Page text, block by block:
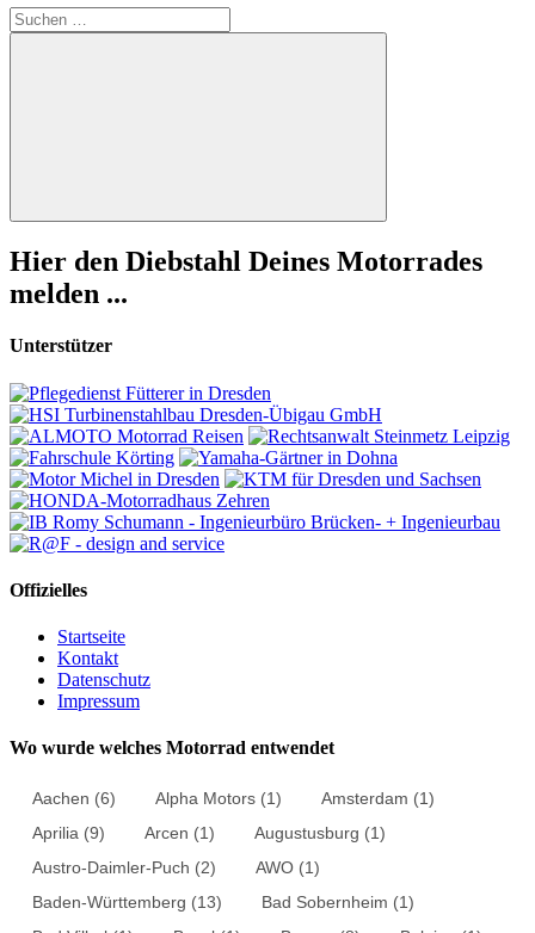
Suchen
nach:
Suchen
Hier den Diebstahl Deines Motorrades
melden ...
Unterstützer
Offizielles
Startseite
Kontakt
Datenschutz
Impressum
Wo wurde welches Motorrad entwendet
Aachen (6) Alpha Motors (1) Amsterdam (1)
Aprilia (9) Arcen (1) Augustusburg (1)
Austro-Daimler-Puch (2) AWO (1)
Baden-Württemberg (13) Bad Sobernheim (1)